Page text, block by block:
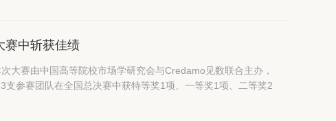
赛中斩获佳绩
大赛由中国高等院校市场学研究会与Credamo见数联合主办，